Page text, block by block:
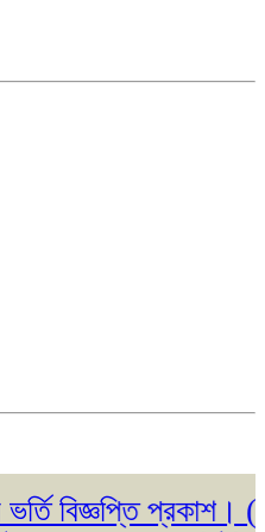
বিজ্ঞপ্তি প্রকাশ। ( ২৩/